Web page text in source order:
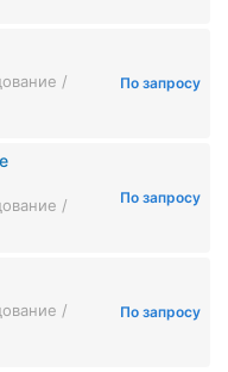
/
По запросу
/
По запросу
/
По запросу